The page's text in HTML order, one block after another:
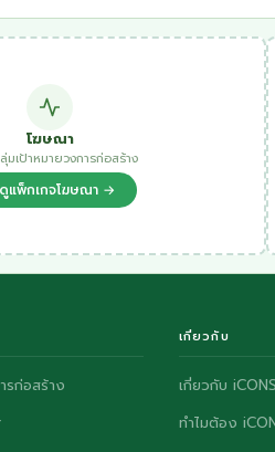
โฆษณา
มเป้าหมายวงการก่อสร้าง
แพ็กเกจโฆษณา →
รก่อสร้าง
เกี่ยวกับ
เกี่ยวกับ iCONS
ทำไมต้อง